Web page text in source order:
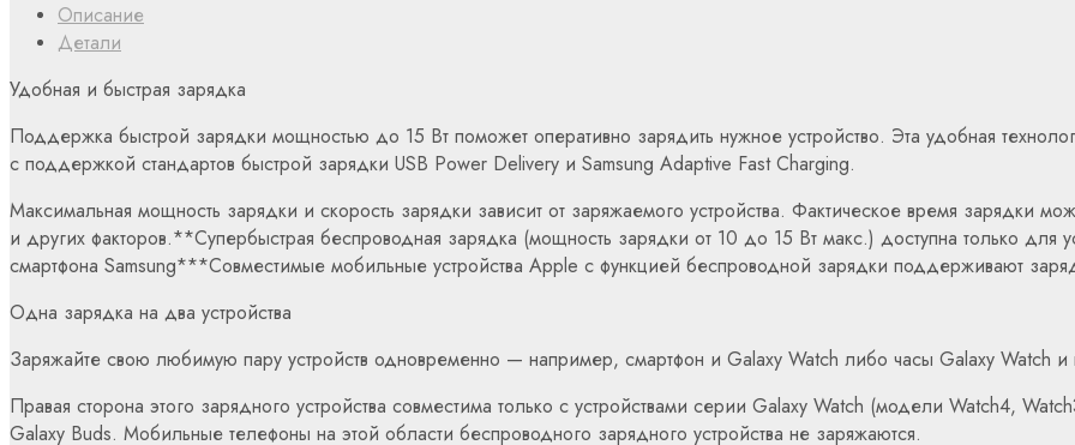
Описание
Детали
Удобная и быстрая зарядка
Поддержка быстрой зарядки мощностью до 15 Вт поможет оперативно зарядить нужное устройство. Эта удобная
с поддержкой стандартов быстрой зарядки USB Power Delivery и Samsung Adaptive Fast Charging.
Максимальная мощность зарядки и скорость зарядки зависит от заряжаемого устройства. Фактическое время зарядки
и других факторов.**Супербыстрая беспроводная зарядка (мощность зарядки от 10 до 15 Вт макс.) доступна только для
смартфона Samsung***Совместимые мобильные устройства Apple с функцией беспроводной зарядки поддерживают
Одна зарядка на два устройства
Заряжайте свою любимую пару устройств одновременно — например, смартфон и Galaxy Watch либо часы Galaxy Watch и
Правая сторона этого зарядного устройства совместима только с устройствами серии Galaxy Watch (модели Watch4,
Galaxy Buds. Мобильные телефоны на этой области беспроводного зарядного устройства не заряжаются.